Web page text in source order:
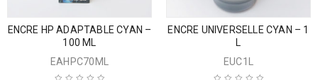
ENCRE HP ADAPTABLE CYAN –
100 ML
EAHPC70ML
ENCRE UNIVERSELLE CYAN – 1
L
EUC1L